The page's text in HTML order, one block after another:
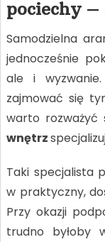
pociechy –
Samodzielna
jednocześnie
ale i
zajmować się
warto rozważyć
wnętrz
Taki specjalista
w praktyczny,
Przy okazji
trudno byłoby